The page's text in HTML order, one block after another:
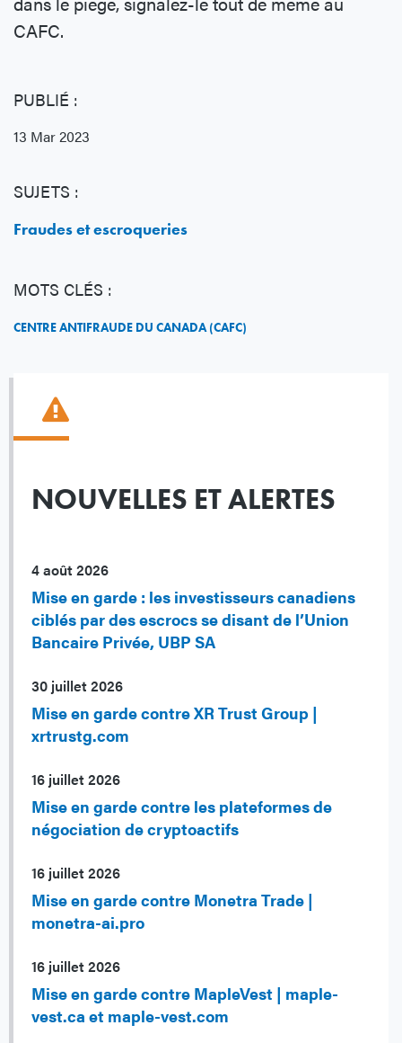
PUBLIÉ :
13 Mar 2023
SUJETS :
Fraudes et escroqueries
MOTS CLÉS :
CENTRE ANTIFRAUDE DU CANADA (CAFC)
CAFC.
NOUVELLES ET ALERTES
4 août 2026
Mise en garde : les investisseurs canadiens
ciblés par des escrocs se disant de l’Union
Bancaire Privée, UBP SA
30 juillet 2026
Mise en garde contre XR Trust Group |
xrtrustg.com
16 juillet 2026
Mise en garde contre les plateformes de
négociation de cryptoactifs
16 juillet 2026
Mise en garde contre Monetra Trade |
monetra-ai.pro
16 juillet 2026
Mise en garde contre MapleVest | maple-
vest.ca et maple-vest.com